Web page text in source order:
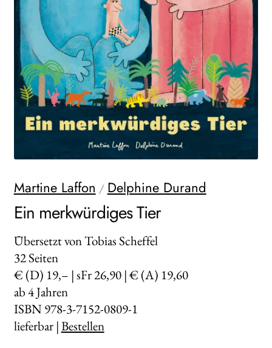
WEITERE VERLAGE
Search:
Martine Laffon / Delphine Durand
Ein merkwürdiges Tier
Übersetzt von Tobias Scheffel
32Seiten
€ (D) 19,– | sFr 26,90 | € (A) 19,60
ab 4 Jahren
ISBN 978-3-7152-0809-1
lieferbar |Bestellen